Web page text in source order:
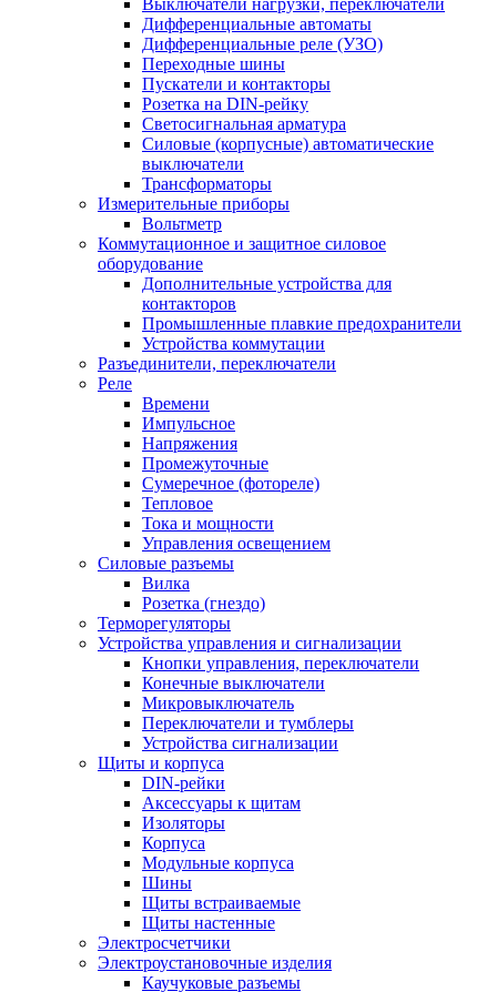
Дифференциальные автоматы
Дифференциальные реле (УЗО)
Переходные шины
Пускатели и контакторы
Розетка на DIN-рейку
Светосигнальная арматура
Силовые (корпусные) автоматические
выключатели
Трансформаторы
Измерительные приборы
Вольтметр
Коммутационное и защитное силовое
оборудование
Дополнительные устройства для
контакторов
Промышленные плавкие предохранители
Устройства коммутации
Разъединители, переключатели
Реле
Времени
Импульсное
Напряжения
Промежуточные
Сумеречное (фотореле)
Тепловое
Тока и мощности
Управления освещением
Силовые разъемы
Вилка
Розетка (гнездо)
Терморегуляторы
Устройства управления и сигнализации
Кнопки управления, переключатели
Конечные выключатели
Микровыключатель
Переключатели и тумблеры
Устройства сигнализации
Щиты и корпуса
DIN-рейки
Аксессуары к щитам
Изоляторы
Корпуса
Модульные корпуса
Шины
Щиты встраиваемые
Щиты настенные
Электросчетчики
Электроустановочные изделия
Каучуковые разъемы